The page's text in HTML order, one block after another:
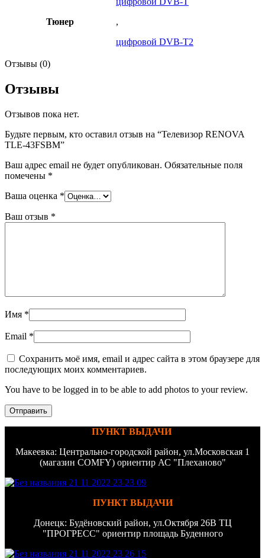
Тюнер
,
цифровой DVB-T2
Отзывы (0)
Отзывы
Отзывов пока нет.
Будьте первым, кто оставил отзыв на “Телевизор RENOVA
TLE-43FSBM”
Ваш адрес email не будет опубликован. Обязательные поля
помечены *
Ваша оценка *
Ваш отзыв *
Имя *
Email *
Сохранить моё имя, email и адрес сайта в этом браузере для
последующих моих комментариев.
You have to be logged in to be able to add photos to your review.
ПУНКТ ВЫДАЧИ
Макеевка: Центрально-городской район, ул.Московская 1
(магазин COMFY) ориентир АС "Плеханово"
ПУНКТ ВЫДАЧИ
Донецк: Будёновский район, ул.Октября 26В ТЦ
"ПРОГРЕСС" ориентир площадь Буденного